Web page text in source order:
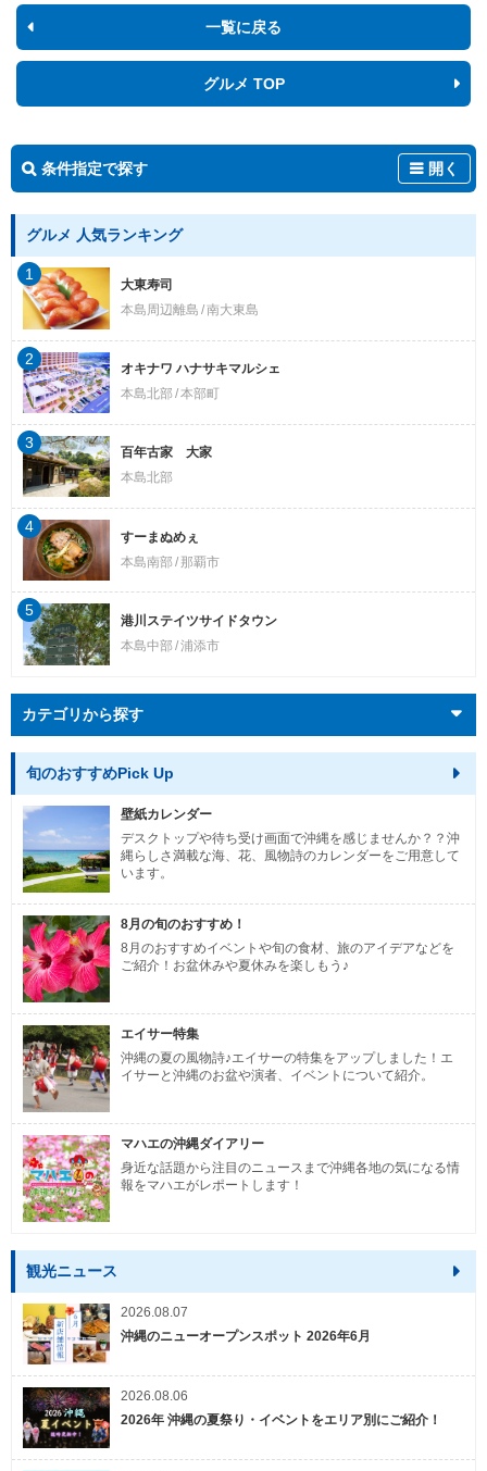
一覧に戻る
グルメ TOP
条件指定で探す 開く
グルメ 人気ランキング
大東寿司
本島周辺離島 南大東島
1
オキナワ ハナサキマルシェ
本島北部 本部町
2
百年古家 大家
本島北部
3
すーまぬめぇ
本島南部
那覇市
4
港川ステイツサイドタウン
本島中部 浦添市
5
カテゴリから探す
旬のおすすめPick Up
壁紙カレンダー
デスクトップや待ち受け画面で沖縄を感じませんか？？沖
縄らしさ満載な海、花、風物詩のカレンダーをご用意して
います。
8月の旬のおすすめ！
8月のおすすめイベントや旬の食材、旅のアイデアなどを
ご紹介！お盆休みや夏休みを楽しもう♪
エイサー特集
沖縄の夏の風物詩♪エイサーの特集をアップしました！エ
イサーと沖縄のお盆や演者、イベントについて紹介。
マハエの沖縄ダイアリー
身近な話題から注目のニュースまで沖縄各地の気になる情
報をマハエがレポートします！
観光ニュース
2026.08.07
沖縄のニューオープンスポット 2026年6月
2026.08.06
2026年 沖縄の夏祭り・イベントをエリア別にご紹介！